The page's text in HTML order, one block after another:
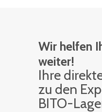
Wir helfen
weiter!
Ihre
zu den
BITO-